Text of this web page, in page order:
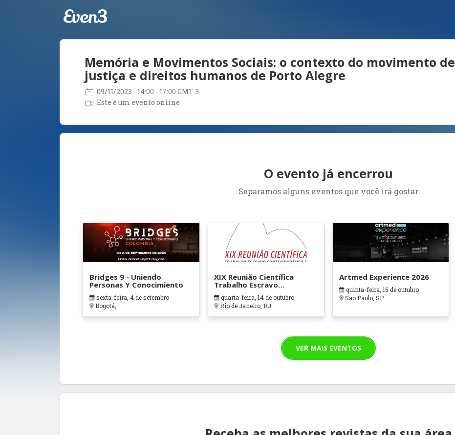
Memória e Movimentos Sociais: o contexto do movimento de
justiça e direitos humanos de Porto Alegre
09/11/2023 - 14:00 - 17:00 GMT-3
Este é um evento online
O evento já encerrou
Separamos alguns eventos que você irá gostar
Bridges 9 - Uniendo
Personas Y Conocimiento
sexta-feira, 4 de setembro
Bogotá,
XIX Reunião Científica
Trabalho Escravo
Contemporâneo e
Questões Correlatas
quarta-feira, 14 de outubro
Rio de Janeiro, RJ
Artmed Experience 2026
quinta-feira, 15 de outubro
Sao Paulo, SP
VER MAIS EVENTOS